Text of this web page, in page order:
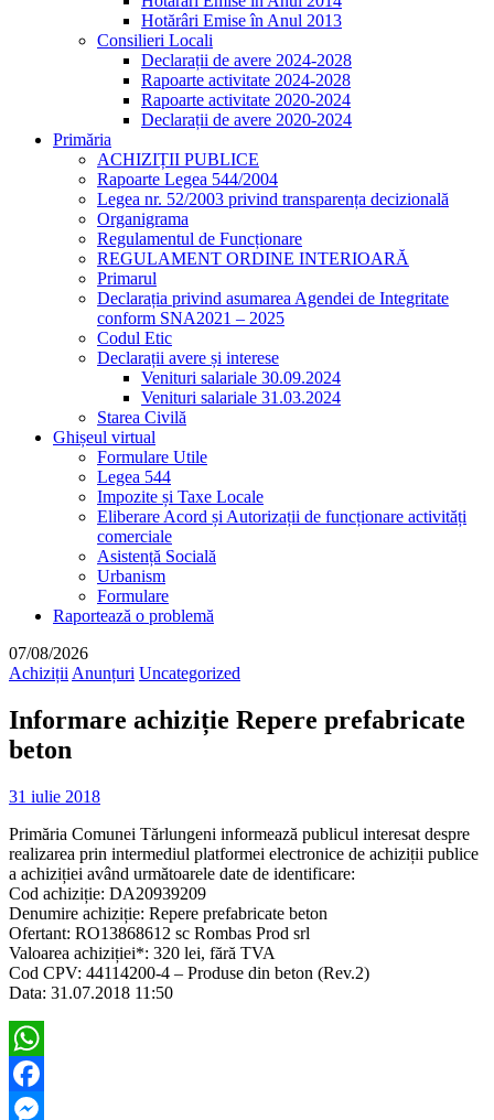
Hotărâri Emise în Anul 2013
Consilieri Locali
Declarații de avere 2024-2028
Rapoarte activitate 2024-2028
Rapoarte activitate 2020-2024
Declarații de avere 2020-2024
Primăria
ACHIZIȚII PUBLICE
Rapoarte Legea 544/2004
Legea nr. 52/2003 privind transparența decizională
Organigrama
Regulamentul de Funcționare
REGULAMENT ORDINE INTERIOARĂ
Primarul
Declarația privind asumarea Agendei de Integritate
conform SNA2021 – 2025
Codul Etic
Declarații avere și interese
Venituri salariale 30.09.2024
Venituri salariale 31.03.2024
Starea Civilă
Ghișeul virtual
Formulare Utile
Legea 544
Impozite și Taxe Locale
Eliberare Acord și Autorizații de funcționare activități
comerciale
Asistență Socială
Urbanism
Formulare
Raportează o problemă
07/08/2026
Achiziții Anunțuri Uncategorized
Informare achiziție Repere prefabricate
beton
31 iulie 2018
Primăria Comunei Tărlungeni informează publicul interesat despre
realizarea prin intermediul platformei electronice de achiziții publice
a achiziției având următoarele date de identificare:
Cod achiziție: DA20939209
Denumire achiziție: Repere prefabricate beton
Ofertant: RO13868612 sc Rombas Prod srl
Valoarea achiziției*: 320 lei, fără TVA
Cod CPV: 44114200-4 – Produse din beton (Rev.2)
Data: 31.07.2018 11:50
WhatsApp
Facebook